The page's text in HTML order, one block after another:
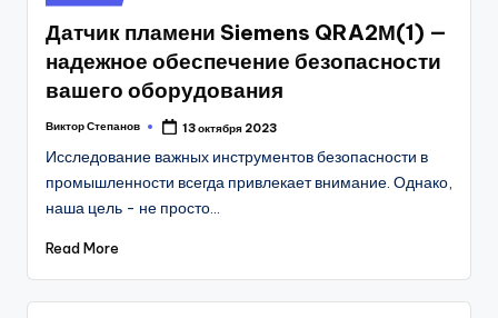
in
Датчик пламени Siemens QRA2М(1) —
надежное обеспечение безопасности
вашего оборудования
Posted
Виктор Степанов 13 октября 2023
Исследование важных инструментов безопасности в
промышленности всегда привлекает внимание. Однако,
наша цель - не просто…
Read More